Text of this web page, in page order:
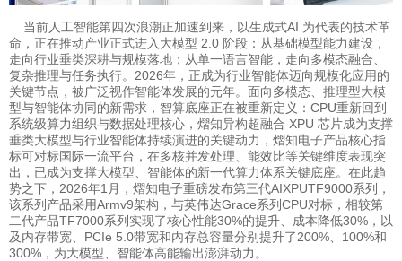
当前人工智能第四次浪潮正加速到来，以生成式AI 为代表的技术革
命，正在推动产业正式进入大模型 2.0 阶段：从基础模型能力建设，
走向行业垂类深耕与规模落地；从单一语言智能，走向多模态融合、
复杂推理与任务执行。 2026年，正成为行业智能体迈向规模化应用的
关键节点，被广泛视作智能体发展的元年。面向多模态、推理型大模
型与智能体协同的新需求，智算底座正在被重新定义：CPU重新回到
系统级算力组织与数据处理核心，熠知异构超融合 XPU 芯片成为支撑
垂类大模型与行业智能体持续演进的关键动力，熠知电子产品核心指
标可对标国际一流平台，在多核并发处理、 能效比等关键维度表现突
出，已成为支撑大模型、智能体的新一代算力体系关键底座。 在此趋
势之下，2026年1月，熠知电子重磅发布第三代AIXPUTF9000系列 ，
该系列产品采用Armv9架构， 与英伟达Grace系列CPU对标， 相较第
二代产品TF7000系列实现了核心性能30%的提升、成本降低30%，以
及内存带宽、 PCIe 5.0带宽和内存总容量分别提升了200%、100%和
300%， 为大模型、智能体高能输出澎湃动力。